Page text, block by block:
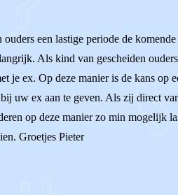
een lastige periode de
Als kind van gescheiden
je ex. Op deze manier is de kans op
uw ex aan te geven. Als zij direct
op deze manier zo min mogelijk
Groetjes Pieter